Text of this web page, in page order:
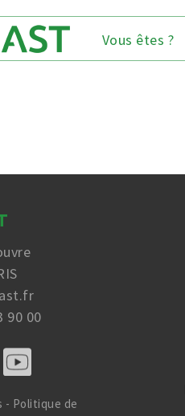
Vous êtes ?
90 00
- Politique de